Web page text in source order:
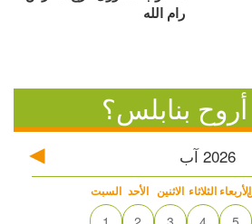
رام الله
بنابلس؟
2026 آب
السبت الأحد الاثنين الثلاثاء الأربعاء